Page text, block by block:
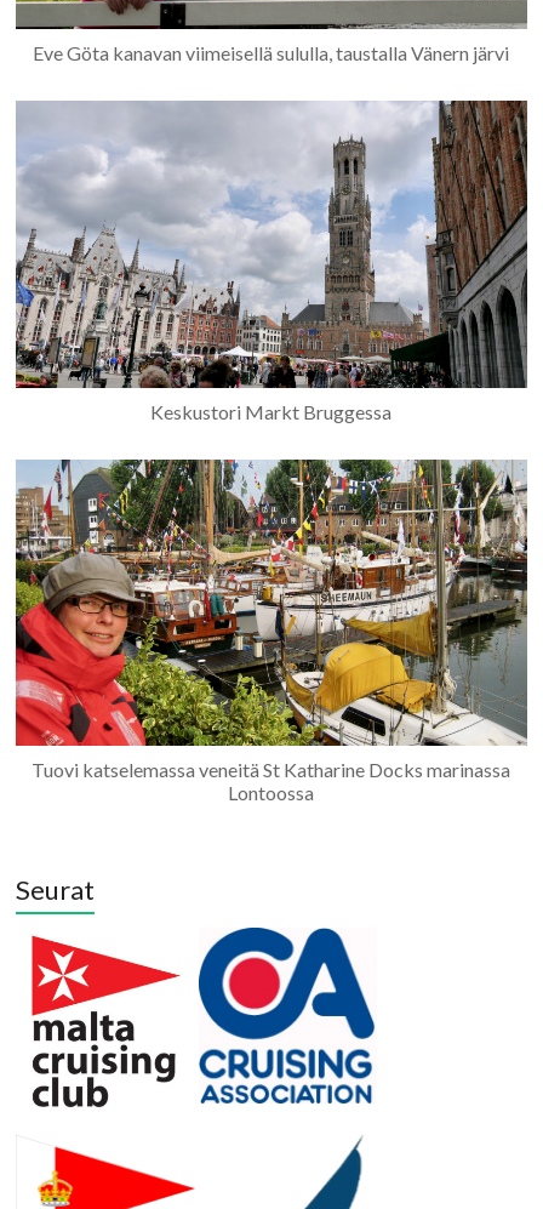
Eve Göta kanavan viimeisellä sululla, taustalla Vänern järvi
Keskustori Markt Bruggessa
Tuovi katselemassa veneitä St Katharine Docks marinassa
Lontoossa
Seurat